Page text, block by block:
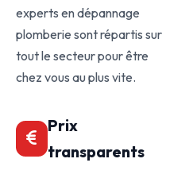
experts en dépannage
plomberie sont répartis sur
tout le secteur pour être
chez vous au plus vite.
Prix
transparents